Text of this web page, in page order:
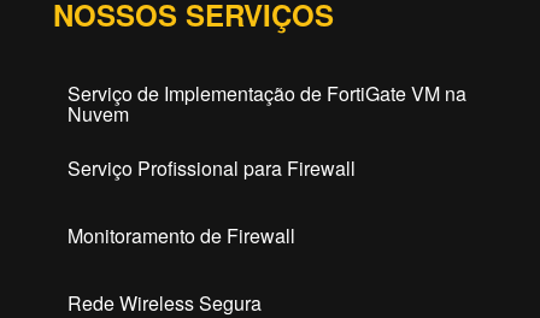
NOSSOS SERVIÇOS
Serviço de Implementação de FortiGate VM na
Nuvem
Serviço Profissional para Firewall
Monitoramento de Firewall
Rede Wireless Segura